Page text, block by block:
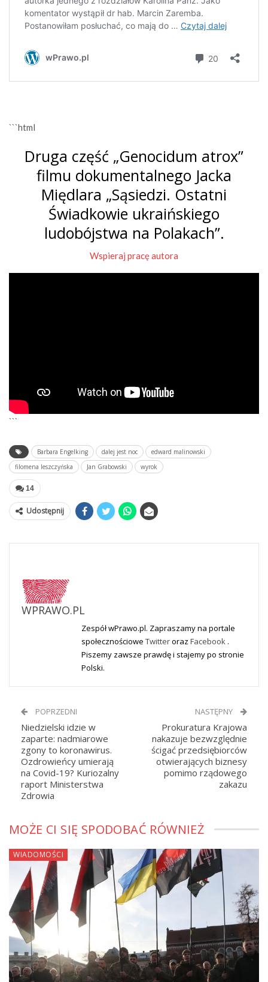
```html
Druga część „Genocidum atrox”
filmu dokumentalnego Jacka
Międlara „Sąsiedzi. Ostatni
Świadkowie ukraińskiego
ludobójstwa na Polakach”.
Wspieraj pracę autora
```
Barbara Engelking dalej jest noc
edward malinowski
filomena leszczyńska
Jan Grabowski wyrok
14
Udostępnij
WPRAWO.PL
Zespół wPrawo.pl. Zapraszamy na portale
społecznościowe Twitteroraz Facebook .
Piszemy zawsze prawdę i stajemy po stronie
Polski.
POPRZEDNI
Niedzielski idzie w
zaparte: nadmiarowe
zgony to koronawirus.
Ozdrowieńcy umierają
na Covid-19? Kuriozalny
raport Ministerstwa
Zdrowia
NASTĘPNY
Prokuratura Krajowa
nakazuje bezwzględnie
ścigać przedsiębiorców
otwierających biznesy
pomimo rządowego
zakazu
MOŻE CI SIĘ SPODOBAĆ RÓWNIEŻ
WIADOMOŚCI